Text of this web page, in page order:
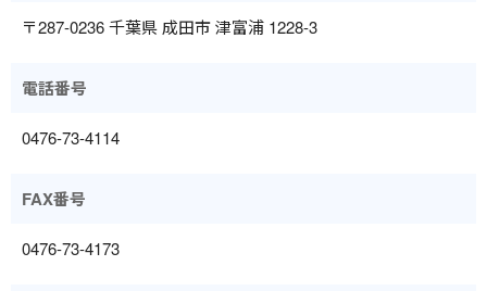
〒287-0236 千葉県 成田市 津富浦 1228-3
電話番号
0476-73-4114
FAX番号
0476-73-4173